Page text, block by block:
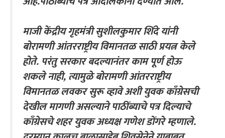
माजी केंद्रीय गृहमंत्री सुशीलकुमार शिंदे यांनी
बोरामणी आंतरराष्ट्रीय विमानतळ साठी प्रयत्न केले
होते. परंतु सरकार बदल्यानंतर काम पूर्ण होऊ
शकले नाही, त्यामुळे बोरामणी आंतरराष्ट्रीय
विमानतळ लवकर सुरू व्हावे अशी युवक काँग्रेसची
देखील मागणी असल्याने पाठींब्याचे पत्र दिल्याचे
काँग्रेसचे शहर युवक अध्यक्ष गणेश डोंगरे म्हणाले.